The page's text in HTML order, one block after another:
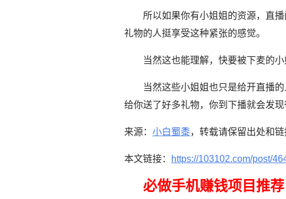
所以如果你有小姐姐的资源，直
礼物的人挺享受这种紧张的感觉。
当然这也能理解，快要被下麦的
当然这些小姐姐也只是给开直播
给你送了好多礼物，你到下播就会发现
来源： 小白蜀黍，转载请保留出处和链
本文链接： https://103102.com/post/
必做手机赚钱项目推荐